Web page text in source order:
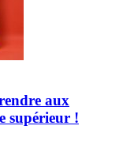
aux
supérieur !